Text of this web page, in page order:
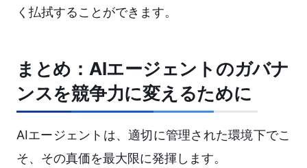
く払拭することができます。
まとめ：AIエージェントのガバナ
ンスを競争力に変えるために
AIエージェントは、適切に管理された環境下でこ
そ、その真価を最大限に発揮します。